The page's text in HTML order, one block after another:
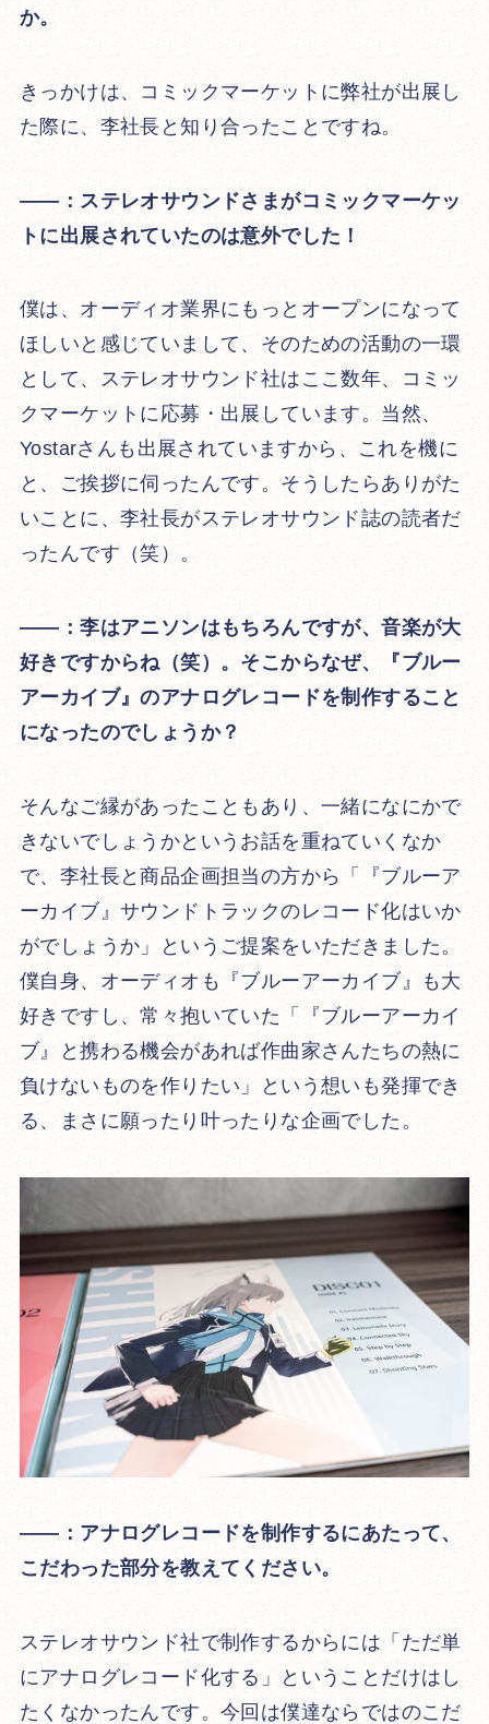
か。
きっかけは、コミックマーケットに弊社が出展し
た際に、李社長と知り合ったことですね。
――：ステレオサウンドさまがコミックマーケッ
トに出展されていたのは意外でした！
僕は、オーディオ業界にもっとオープンになって
ほしいと感じていまして、そのための活動の一環
として、ステレオサウンド社はここ数年、コミッ
クマーケットに応募・出展しています。当然、
Yostarさんも出展されていますから、これを機に
と、ご挨拶に伺ったんです。そうしたらありがた
いことに、李社長がステレオサウンド誌の読者だ
ったんです（笑）。
――：李はアニソンはもちろんですが、音楽が大
好きですからね（笑）。そこからなぜ、『ブルー
アーカイブ』のアナログレコードを制作すること
になったのでしょうか？
そんなご縁があったこともあり、一緒になにかで
きないでしょうかというお話を重ねていくなか
で、李社長と商品企画担当の方から「『ブルーア
ーカイブ』サウンドトラックのレコード化はいか
がでしょうか」というご提案をいただきました。
僕自身、オーディオも『ブルーアーカイブ』も大
好きですし、常々抱いていた「『ブルーアーカイ
ブ』と携わる機会があれば作曲家さんたちの熱に
負けないものを作りたい」という想いも発揮でき
る、まさに願ったり叶ったりな企画でした。
――：アナログレコードを制作するにあたって、
こだわった部分を教えてください。
ステレオサウンド社で制作するからには「ただ単
にアナログレコード化する」ということだけはし
たくなかったんです。今回は僕達ならではのこだ